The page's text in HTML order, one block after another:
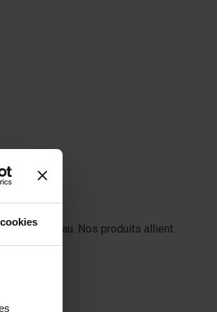
haut niveau. Nos produits allient